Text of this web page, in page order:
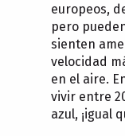
europeos,
pero
sienten
velocidad
en el aire.
vivir entre
azul, ¡igual